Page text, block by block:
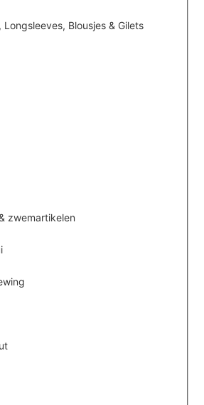
Longsleeves, Blousjes & Gilets
zwemartikelen